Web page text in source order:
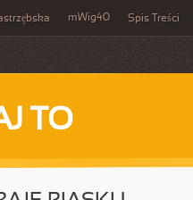
mWig40 Spis Treści
TO